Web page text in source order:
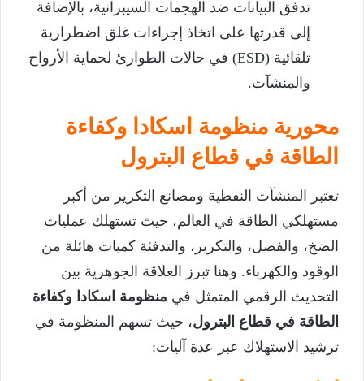
تدفق البيانات ضد الهجمات السيبرانية، بالإضافة
إلى قدرتها على اتخاذ إجراءات غلق اضطرارية
تلقائية (ESD) في حالات الطوارئ لحماية الأرواح
والمنشآت.
محورية منظومة اسكادا وكفاءة
الطاقة في قطاع البترول
تعتبر المنشآت النفطية ومصانع التكرير من أكبر
مستهلكي الطاقة في العالم، حيث تستهلك عمليات
الضخ، والفصل، والتكرير، والتدفئة كميات هائلة من
الوقود والكهرباء. وهنا تبرز العلاقة الجوهرية بين
التحديث الرقمي المتمثل في منظومة اسكادا وكفاءة
الطاقة في قطاع البترول، حيث تسهم المنظومة في
ترشيد الاستهلاك عبر عدة آليات: